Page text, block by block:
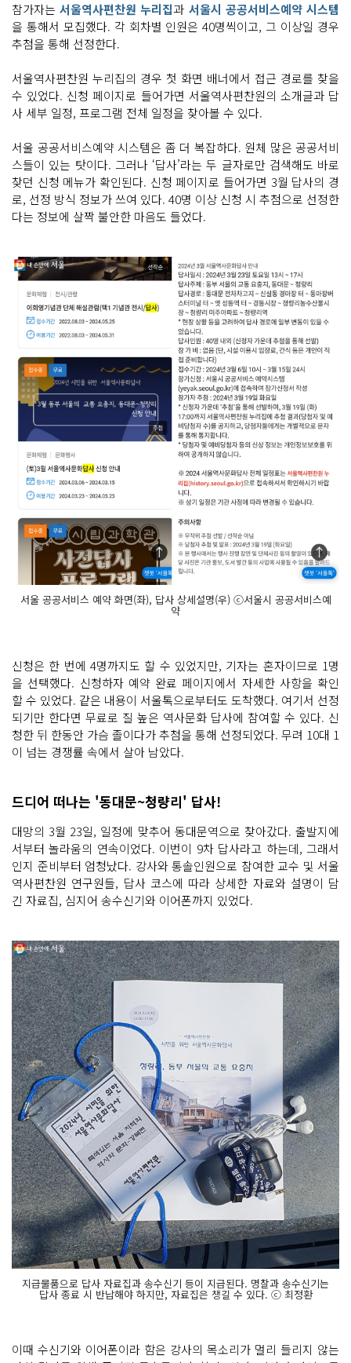
참가자는서울역사편찬원 누리집과 서울시 공공서비스예약 시스템
을 통해서 모집했다. 각 회차별 인원은 40명씩이고, 그 이상일 경우
추첨을 통해 선정한다.
서울역사편찬원 누리집의 경우 첫 화면 배너에서 접근 경로를 찾을
수 있었다. 신청 페이지로 들어가면 서울역사편찬원의 소개글과 답
사 세부 일정, 프로그램 전체 일정을 찾아볼 수 있다.
서울 공공서비스예약 시스템은 좀 더 복잡하다. 원체 많은 공공서비
스들이 있는 탓이다. 그러나 ‘답사’라는 두 글자로만 검색해도 바로
찾던 신청 메뉴가 확인된다. 신청 페이지로 들어가면 3월 답사의 경
로, 선정 방식 정보가 쓰여 있다. 40명 이상 신청 시 추첨으로 선정한
다는 정보에 살짝 불안한 마음도 들었다.
서울 공공서비스 예약 화면(좌), 답사 상세설명(우) ⓒ서울시 공공서비스예
약
신청은 한 번에 4명까지도 할 수 있었지만, 기자는 혼자이므로 1명
을 선택했다. 신청하자 예약 완료 페이지에서 자세한 사항을 확인
할 수 있었다. 같은 내용이 서울톡으로부터도 도착했다. 여기서 선정
되기만 한다면 무료로 질 높은 역사문화 답사에 참여할 수 있다. 신
청한 뒤 한동안 가슴 졸이다가 추첨을 통해 선정되었다. 무려 10대 1
이 넘는 경쟁률 속에서 살아 남았다.
드디어 떠나는 '동대문~청량리' 답사!
대망의 3월 23일, 일정에 맞추어 동대문역으로 찾아갔다. 출발지에
서부터 놀라움의 연속이었다. 이번이 9차 답사라고 하는데, 그래서
인지 준비부터 엄청났다. 강사와 통솔인원으로 참여한 교수 및 서울
역사편찬원 연구원들, 답사 코스에 따라 상세한 자료와 설명이 담
긴 자료집, 심지어 송수신기와 이어폰까지 있었다.
지급물품으로 답사 자료집과 송수신기 등이 지급된다. 명찰과 송수신기는
답사 종료 시 반납해야 하지만, 자료집은 챙길 수 있다. ⓒ 최정환
이때 수신기와 이어폰이라 함은 강사의 목소리가 멀리 들리지 않는